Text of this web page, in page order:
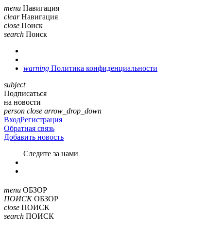
menu Навигация
clear Навигация
close Поиск
search Поиск
warning Политика конфиденциальности
subject
Подписаться
на новости
person close arrow_drop_down
ВходРегистрация
Обратная связь
Добавить новость
Cледите за нами
menu ОБЗОР
ПОИСК ОБЗОР
close ПОИСК
search ПОИСК